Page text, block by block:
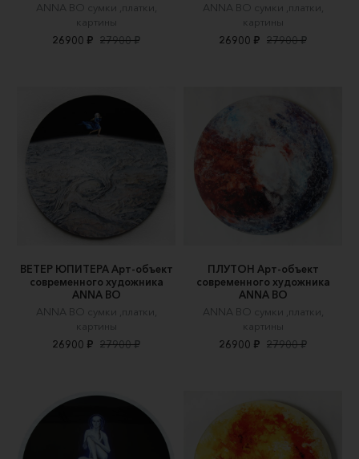
ANNA BO сумки ,платки,
картины
26900 ₽ 27900 ₽
ANNA BO сумки ,платки,
картины
26900 ₽ 27900 ₽
ВЕТЕР ЮПИТЕРА Арт-объект
современного художника
ANNA BO
ANNA BO сумки ,платки,
картины
26900 ₽ 27900 ₽
ПЛУТОН Арт-объект
современного художника
ANNA BO
ANNA BO сумки ,платки,
картины
26900 ₽ 27900 ₽